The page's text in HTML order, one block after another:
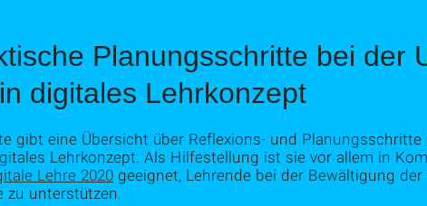
Planungsschritte bei der
digitales Lehrkonzept
gibt eine Übersicht über Reflexions- und
Lehrkonzept. Als Hilfestellung ist sie vor allem in
Lehre 2020 geeignet, Lehrende bei der Bewältigung
zu unterstützen.